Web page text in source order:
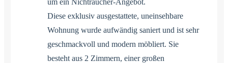
Diese exklusiv ausgestattete, uneinsehbare
Wohnung wurde aufwändig saniert und ist sehr
geschmackvoll und modern möbliert. Sie
besteht aus 2 Zimmern, einer großen